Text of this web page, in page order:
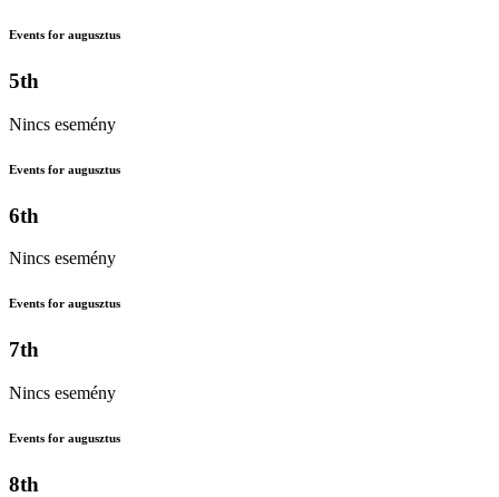
Events for augusztus
5th
Nincs esemény
Events for augusztus
6th
Nincs esemény
Events for augusztus
7th
Nincs esemény
Events for augusztus
8th